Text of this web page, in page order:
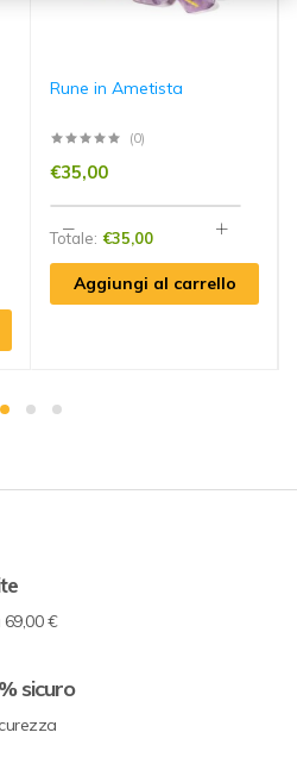
Rune in Ametista
(0)
€35,00
Totale: €35,00
Aggiungi al carrello
€
sicuro